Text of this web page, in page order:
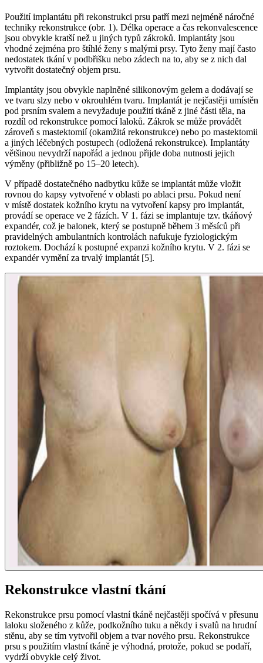
Použití implantátu při rekonstrukci prsu patří mezi nejméně náročné
techniky rekonstrukce (obr. 1). Délka operace a čas rekonvalescence
jsou obvykle kratší než u jiných typů zákroků. Implantáty jsou
vhodné zejména pro štíhlé ženy s malými prsy. Tyto ženy mají často
nedostatek tkání v podbřišku nebo zádech na to, aby se z nich dal
vytvořit dostatečný objem prsu.
Implantáty jsou obvykle naplněné silikonovým gelem a dodávají se
ve tvaru slzy nebo v okrouhlém tvaru. Implantát je nejčastěji umístěn
pod prsním svalem a nevyžaduje použití tkáně z jiné části těla, na
rozdíl od rekonstrukce pomocí laloků. Zákrok se může provádět
zároveň s mastektomií (okamžitá rekonstrukce) nebo po mastektomii
a jiných léčebných postupech (odložená rekonstrukce). Implantáty
většinou nevydrží napořád a jednou přijde doba nutnosti jejich
výměny (přibližně po 15–20 letech).
V případě dostatečného nadbytku kůže se implantát může vložit
rovnou do kapsy vytvořené v oblasti po ablaci prsu. Pokud není
v místě dostatek kožního krytu na vytvoření kapsy pro implantát,
provádí se operace ve 2 fázích. V 1. fázi se implantuje tzv. tkáňový
expandér, což je balonek, který se postupně během 3 měsíců při
pravidelných ambulantních kontrolách nafukuje fyziologickým
roztokem. Dochází k postupné expanzi kožního krytu. V 2. fázi se
expandér vymění za trvalý implantát [5].
Rekonstrukce vlastní tkání
Rekonstrukce prsu pomocí vlastní tkáně nejčastěji spočívá v přesunu
laloku složeného z kůže, podkožního tuku a někdy i svalů na hrudní
stěnu, aby se tím vytvořil objem a tvar nového prsu. Rekonstrukce
prsu s použitím vlastní tkáně je výhodná, protože, pokud se podaří,
vydrží obvykle celý život.